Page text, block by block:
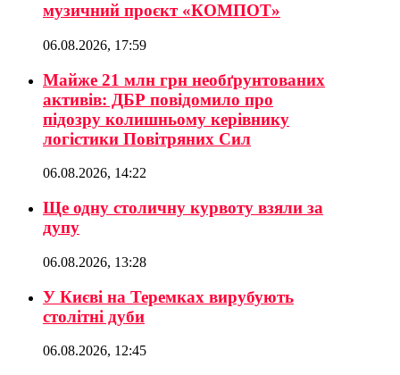
музичний проєкт «КОМПОТ»
06.08.2026, 17:59
Майже 21 млн грн необґрунтованих
активів: ДБР повідомило про
підозру колишньому керівнику
логістики Повітряних Сил
06.08.2026, 14:22
Ще одну столичну курвоту взяли за
дупу
06.08.2026, 13:28
У Києві на Теремках вирубують
столітні дуби
06.08.2026, 12:45